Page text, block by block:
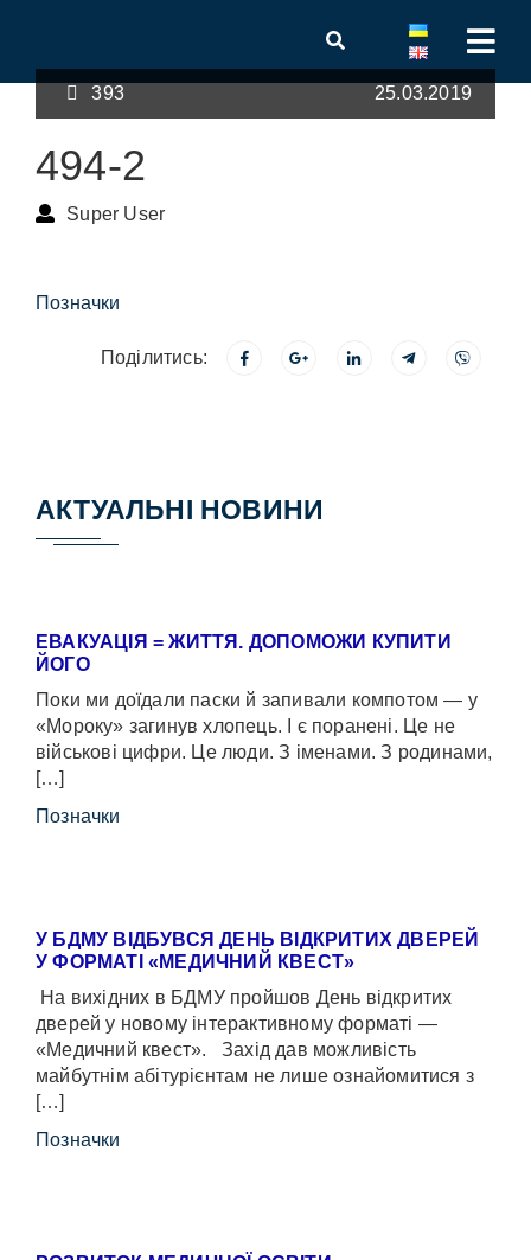
393 25.03.2019
494-2
Super User
Позначки
Поділитись:
АКТУАЛЬНІ НОВИНИ
ЕВАКУАЦІЯ = ЖИТТЯ. ДОПОМОЖИ КУПИТИ
ЙОГО
Поки ми доїдали паски й запивали компотом — у
«Мороку» загинув хлопець. І є поранені. Це не
військові цифри. Це люди. З іменами. З родинами,
[…]
Позначки
У БДМУ ВІДБУВСЯ ДЕНЬ ВІДКРИТИХ ДВЕРЕЙ
У ФОРМАТІ «МЕДИЧНИЙ КВЕСТ»
На вихідних в БДМУ пройшов День відкритих
дверей у новому інтерактивному форматі —
«Медичний квест». Захід дав можливість
майбутнім абітурієнтам не лише ознайомитися з
[…]
Позначки